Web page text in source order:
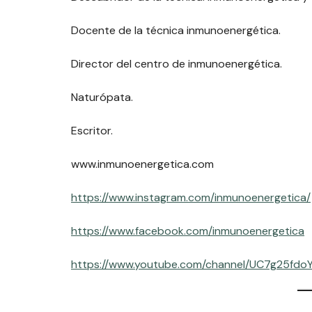
Docente de la técnica inmunoenergética.
Director del centro de inmunoenergética.
Naturópata.
Escritor.
www.inmunoenergetica.com
https://www.instagram.com/inmunoenergetica/
https://www.facebook.com/inmunoenergetica
https://www.youtube.com/channel/